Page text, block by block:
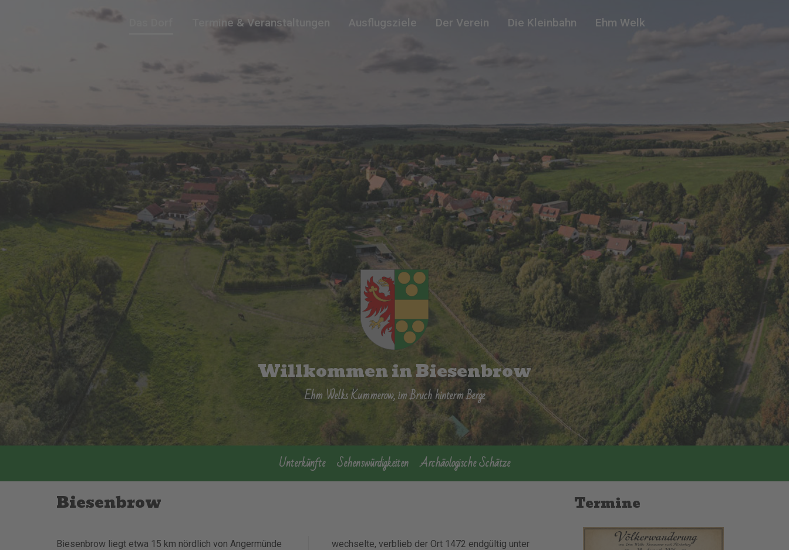
Termine & Veranstaltungen Ausflugsziele Der Verein Die Kleinbahn Ehm Welk
Willkommen in Biesenbrow
Ehm Welks Kummerow, im Bruch hinterm Berge
Unterkünfte Sehenswürdigkeiten Archäologische Schätze
Biesenbrow
Biesenbrow liegt etwa 15 km nördlich von Angermünde
wechselte, verblieb der Ort 1472 endgültig unter
Termine